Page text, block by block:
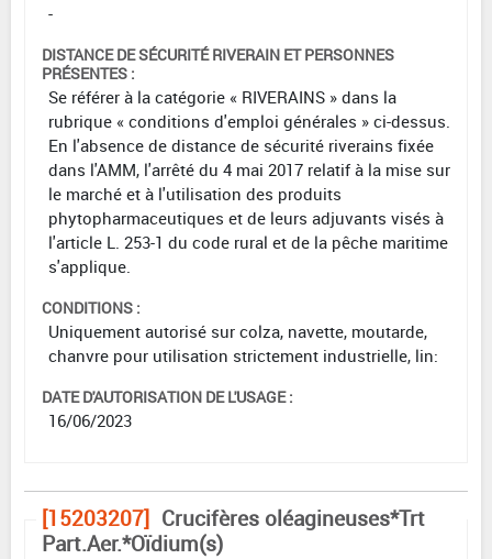
-
DISTANCE DE SÉCURITÉ RIVERAIN ET PERSONNES
PRÉSENTES :
Se référer à la catégorie « RIVERAINS » dans la
rubrique « conditions d'emploi générales » ci-dessus.
En l'absence de distance de sécurité riverains fixée
dans l'AMM, l'arrêté du 4 mai 2017 relatif à la mise sur
le marché et à l'utilisation des produits
phytopharmaceutiques et de leurs adjuvants visés à
l'article L. 253-1 du code rural et de la pêche maritime
s'applique.
CONDITIONS :
Uniquement autorisé sur colza, navette, moutarde,
chanvre pour utilisation strictement industrielle, lin:
DATE D'AUTORISATION DE L'USAGE :
16/06/2023
[15203207] Crucifères oléagineuses*Trt
Part.Aer.*Oïdium(s)